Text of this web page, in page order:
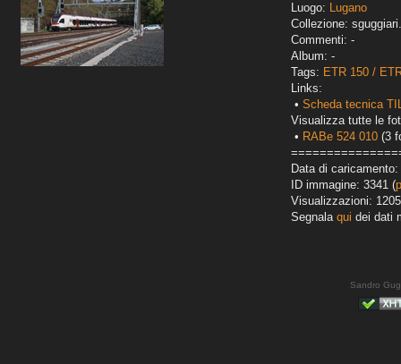
Luogo: Lugano
Collezione:
Commenti: -
Album: -
Tags: ETR 150 /
Links:
• Scheda tecnica
Visualizza tutte le
• RABe 524 010 (3
Data di
ID immagine: 3341 (
Visualizzazioni: 1205
Segnala qui dei dati
Sandro